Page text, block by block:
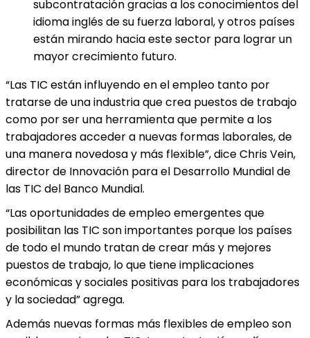
subcontratación gracias a los conocimientos del
idioma inglés de su fuerza laboral, y otros países
están mirando hacia este sector para lograr un
mayor crecimiento futuro.
“Las TIC están influyendo en el empleo tanto por
tratarse de una industria que crea puestos de trabajo
como por ser una herramienta que permite a los
trabajadores acceder a nuevas formas laborales, de
una manera novedosa y más flexible”, dice Chris Vein,
director de Innovación para el Desarrollo Mundial de
las TIC del Banco Mundial.
“Las oportunidades de empleo emergentes que
posibilitan las TIC son importantes porque los países
de todo el mundo tratan de crear más y mejores
puestos de trabajo, lo que tiene implicaciones
económicas y sociales positivas para los trabajadores
y la sociedad” agrega.
Además nuevas formas más flexibles de empleo son